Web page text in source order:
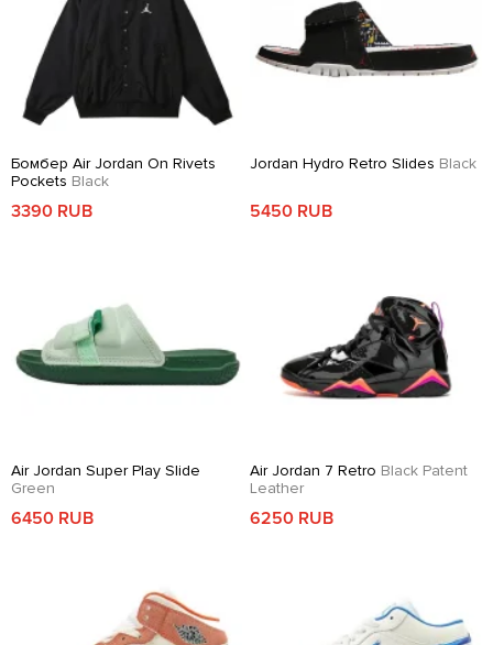
Бомбер Air Jordan On Rivets
Pockets Black
3390 RUB
Jordan Hydro Retro Slides Black
5450 RUB
Air Jordan Super Play Slide
Green
6450 RUB
Air Jordan 7 Retro Black Patent
Leather
6250 RUB